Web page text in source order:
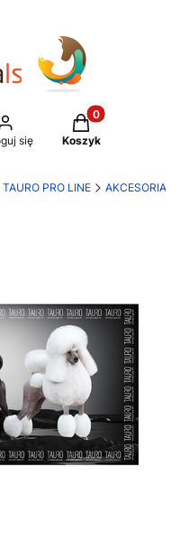
się
Produkty w
Koszyk
TAURO PRO LINE AKCESORIA